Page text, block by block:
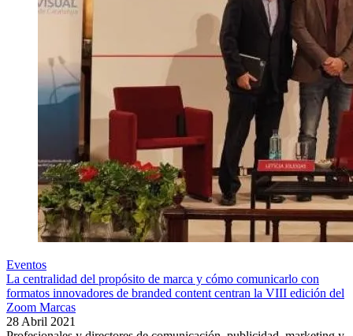
Eventos
La centralidad del propósito de marca y cómo comunicarlo con
formatos innovadores de branded content centran la VIII edición del
Zoom Marcas
28 Abril 2021